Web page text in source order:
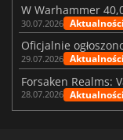
30.07.2026
Oficjalnie
29.07.2026
28.07.2026